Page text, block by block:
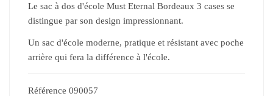
Le sac à dos d'école Must Eternal Bordeaux 3 cases se
distingue par son design impressionnant.
Un sac d'école moderne, pratique et résistant avec poche
arrière qui fera la différence à l'école.
Référence 090057